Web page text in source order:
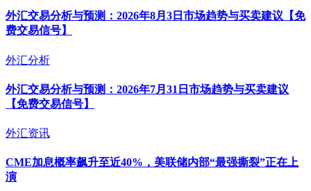
外汇交易分析与预测：2026年8月3日市场趋势与买卖建议【免
费交易信号】
外汇分析
外汇交易分析与预测：2026年7月31日市场趋势与买卖建议
【免费交易信号】
外汇资讯
CME加息概率飙升至近40%，美联储内部“最强撕裂”正在上
演